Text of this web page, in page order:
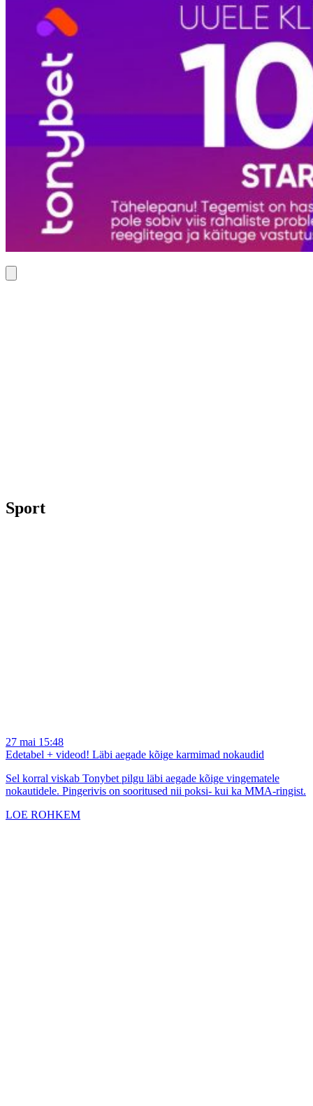
Sport
27 mai 15:48
Edetabel + videod! Läbi aegade kõige karmimad nokaudid
Sel korral viskab Tonybet pilgu läbi aegade kõige vingematele
nokautidele. Pingerivis on sooritused nii poksi- kui ka MMA-ringist.
LOE ROHKEM